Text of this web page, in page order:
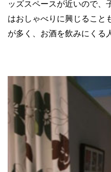
ッズスペースが近いので、
はおしゃべりに興じること
が多く、お酒を飲みにくる